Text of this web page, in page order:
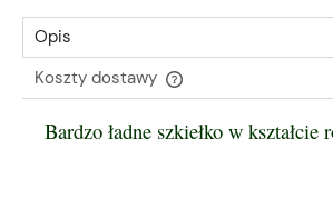
Opis
Koszty dostawy
Cena nie zawiera ewentualnych kosztów
Bardzo ładne szkiełko w kształcie